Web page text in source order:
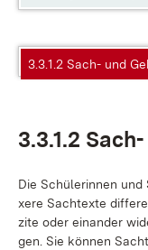
3.3.1.2 Sach- und
3.3.1.2
Die Schü­le­rin­nen
xe­re Sach­t­ex­te
zi­te oder ein­an­der
gen. Sie kön­nen